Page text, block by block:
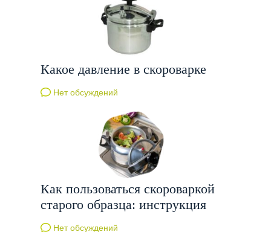
Какое давление в скороварке
Нет обсуждений
Как пользоваться скороваркой
старого образца: инструкция
Нет обсуждений